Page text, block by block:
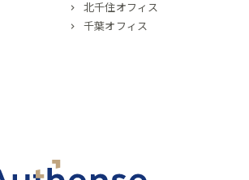
北千住オフィス
千葉オフィス